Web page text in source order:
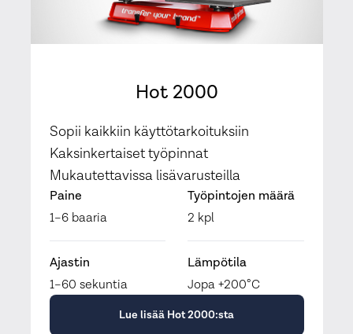
Hot 2000
Sopii kaikkiin käyttötarkoituksiin
Kaksinkertaiset työpinnat
Mukautettavissa lisävarusteilla
Paine
1–6 baaria
Työpintojen määrä
2 kpl
Ajastin
1–60 sekuntia
Lämpötila
Jopa +200°C
Lue lisää Hot 2000:sta